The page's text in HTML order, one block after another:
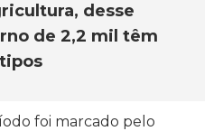
desse
de 2,2 mil têm
foi marcado pelo